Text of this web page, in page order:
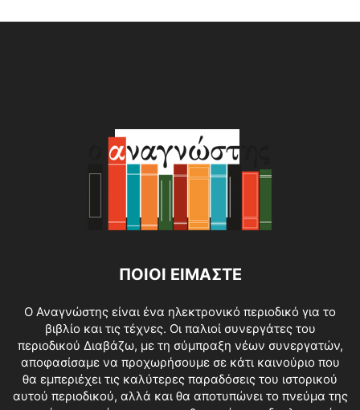
ΠΟΙΟΙ ΕΙΜΑΣΤΕ
O Αναγνώστης είναι ένα ηλεκτρονικό περιοδικό για το
βιβλίο και τις τέχνες. Οι παλιοί συνεργάτες του
περιοδικού Διαβάζω, με τη σύμπραξη νέων συνεργατών,
αποφασίσαμε να προχωρήσουμε σε κάτι καινούριο που
θα εμπεριέχει τις καλύτερες παραδόσεις του ιστορικού
αυτού περιοδικού, αλλά και θα αποτυπώνει το πνεύμα της